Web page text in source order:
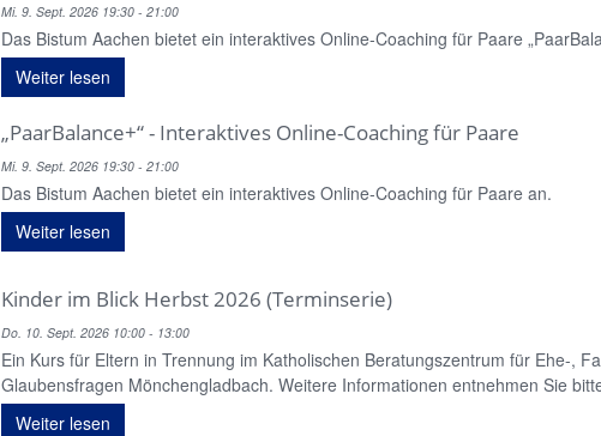
Mi. 9. Sept. 2026 19:30 - 21:00
Das Bistum Aachen bietet ein interaktives Online-Coaching für Paare
Weiter lesen
„PaarBalance+“ - Interaktives Online-Coaching für Paare
Mi. 9. Sept. 2026 19:30 - 21:00
Das Bistum Aachen bietet ein interaktives Online-Coaching für Paare an.
Weiter lesen
Kinder im Blick Herbst 2026 (Terminserie)
Do. 10. Sept. 2026 10:00 - 13:00
Ein Kurs für Eltern in Trennung im Katholischen Beratungszentrum für Ehe-,
Glaubensfragen Mönchengladbach. Weitere Informationen entnehmen Sie
Weiter lesen